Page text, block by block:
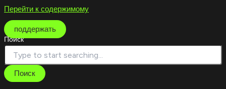
Перейти к содержимому
поддержать
Поиск
Поиск